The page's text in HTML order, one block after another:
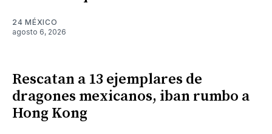
24 MÉXICO
agosto 6, 2026
Rescatan a 13 ejemplares de
dragones mexicanos, iban rumbo a
Hong Kong